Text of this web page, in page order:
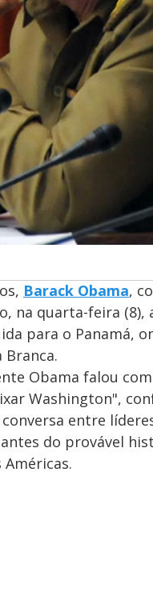
Barack Obama,
na quarta-feira
para o Panamá,
Branca.
Obama falou
Washington",
entre
do provável